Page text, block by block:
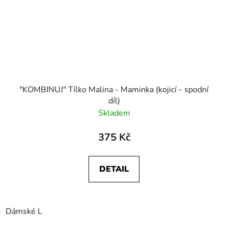
"KOMBINUJ" Tílko Malina - Maminka (kojicí - spodní
díl)
Skladem
375 Kč
DETAIL
Dámské L